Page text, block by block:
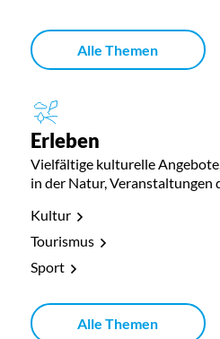
Alle Themen
Erleben
Vielfältige kulturelle
in der Natur, Veranstaltungen
Kultur
Tourismus
Sport
Alle Themen